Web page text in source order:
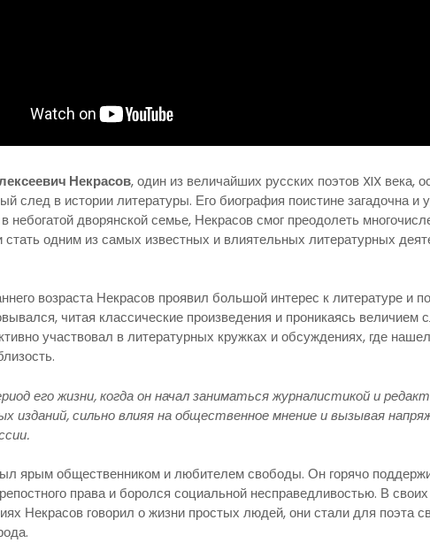
Некрасов, один из величайших русских поэтов XIX века,
след в истории литературы. Его биография поистине загадочна и
небогатой дворянской семье, Некрасов смог преодолеть
стать одним из самых известных и влиятельных литературных
возраста Некрасов проявил большой интерес к литературе и
читая классические произведения и проникаясь величием
участвовал в литературных кружках и обсуждениях, где
его жизни, когда он начал заниматься журналистикой и
изданий, сильно влияя на общественное мнение и вызывая
ярым общественником и любителем свободы. Он горячо
права и боролся социальной несправедливостью. В своих
Некрасов говорил о жизни простых людей, они стали для поэта